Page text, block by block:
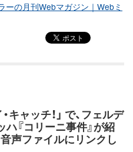
ーの月刊Webマガジン｜Webミ
ャッチ！」 で、フェルデ
ハ『コリーニ事件』が紹
声ファイルにリンクし